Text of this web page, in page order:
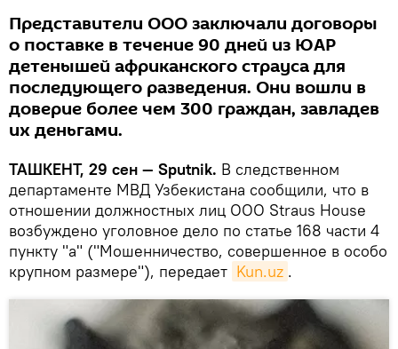
Представители ООО заключали договоры
о поставке в течение 90 дней из ЮАР
детенышей африканского страуса для
последующего разведения. Они вошли в
доверие более чем 300 граждан, завладев
их деньгами.
ТАШКЕНТ, 29 сен — Sputnik. В следственном
департаменте МВД Узбекистана сообщили, что в
отношении должностных лиц ООО Straus House
возбуждено уголовное дело по статье 168 части 4
пункту "а" ("Мошенничество, совершенное в особо
крупном размере"), передает Kun.uz .